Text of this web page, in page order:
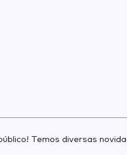
Temos diversas